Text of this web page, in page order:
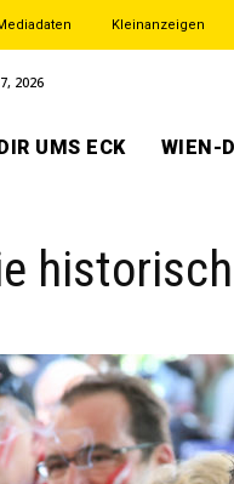
Kleinanzeigen
2026
UMS ECK WIEN-